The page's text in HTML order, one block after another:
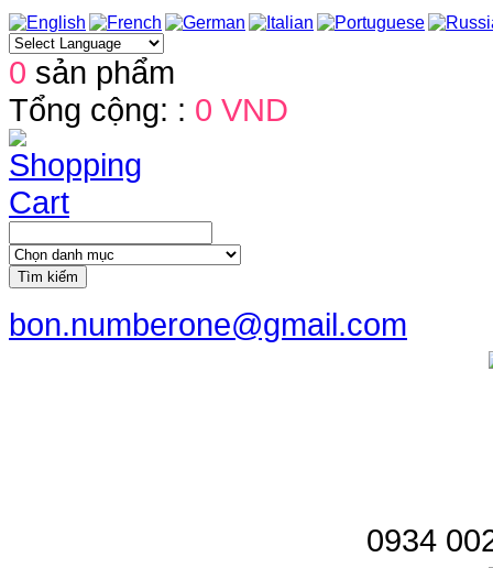
0 sản phẩm
Tổng cộng: : 0 VND
Tìm kiếm
bon.numberone@gmail.com
0934